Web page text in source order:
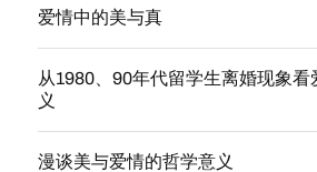
爱情中的美与真
从1980、90年代留学生离婚现象看
义
漫谈美与爱情的哲学意义